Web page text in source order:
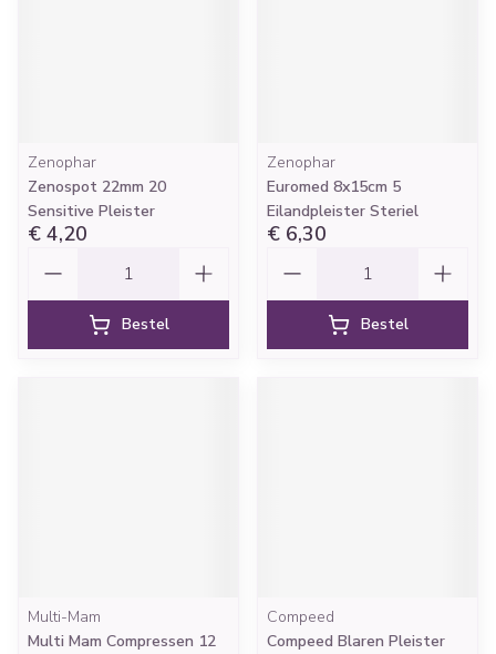
Zenophar
Zenospot 22mm 20
Sensitive Pleister
€ 4,20
Bestel
Zenophar
Euromed 8x15cm 5
Eilandpleister Steriel
€ 6,30
Bestel
Multi-Mam
Multi Mam Compressen 12
Compeed
Compeed Blaren Pleister